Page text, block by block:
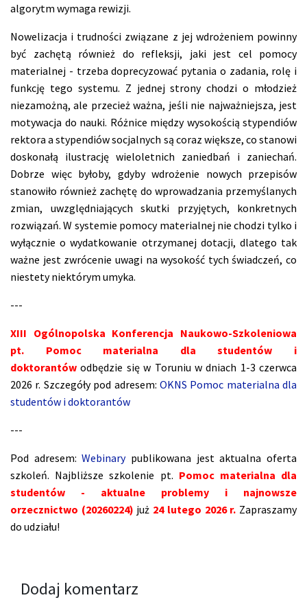
algorytm wymaga rewizji.
Nowelizacja i trudności związane z jej wdrożeniem powinny
być zachętą również do refleksji, jaki jest cel pomocy
materialnej - trzeba doprecyzować pytania o zadania, rolę i
funkcję tego systemu. Z jednej strony chodzi o młodzież
niezamożną, ale przecież ważna, jeśli nie najważniejsza, jest
motywacja do nauki. Różnice między wysokością stypendiów
rektora a stypendiów socjalnych są coraz większe, co stanowi
doskonałą ilustrację wieloletnich zaniedbań i zaniechań.
Dobrze więc byłoby, gdyby wdrożenie nowych przepisów
stanowiło również zachętę do wprowadzania przemyślanych
zmian, uwzględniających skutki przyjętych, konkretnych
rozwiązań. W systemie pomocy materialnej nie chodzi tylko i
wyłącznie o wydatkowanie otrzymanej dotacji, dlatego tak
ważne jest zwrócenie uwagi na wysokość tych świadczeń, co
niestety niektórym umyka.
---
XIII Ogólnopolska Konferencja Naukowo-Szkoleniowa
pt. Pomoc materialna dla studentów i
doktorantów odbędzie się w Toruniu w dniach 1-3 czerwca
2026 r. Szczegóły pod adresem: OKNS Pomoc materialna dla
studentów i doktorantów
---
Pod adresem: Webinary publikowana jest aktualna oferta
szkoleń. Najbliższe szkolenie pt. Pomoc materialna dla
studentów - aktualne problemy i najnowsze
orzecznictwo (20260224) już 24 lutego 2026 r. Zapraszamy
do udziału!
Dodaj komentarz